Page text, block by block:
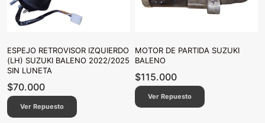
ESPEJO RETROVISOR IZQUIERDO
(LH) SUZUKI BALENO 2022/2025
SIN LUNETA
$70.000
Ver Repuesto
MOTOR DE PARTIDA SUZUKI
BALENO
$115.000
Ver Repuesto